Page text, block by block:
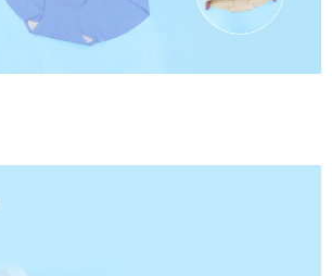
限公司。
宜，請瀏覽以下網址：
號或使用他人資訊註冊。若發現惡意使用之情形，
有權停止該用戶之使用額度並採取法律行動。
含以上)免運費